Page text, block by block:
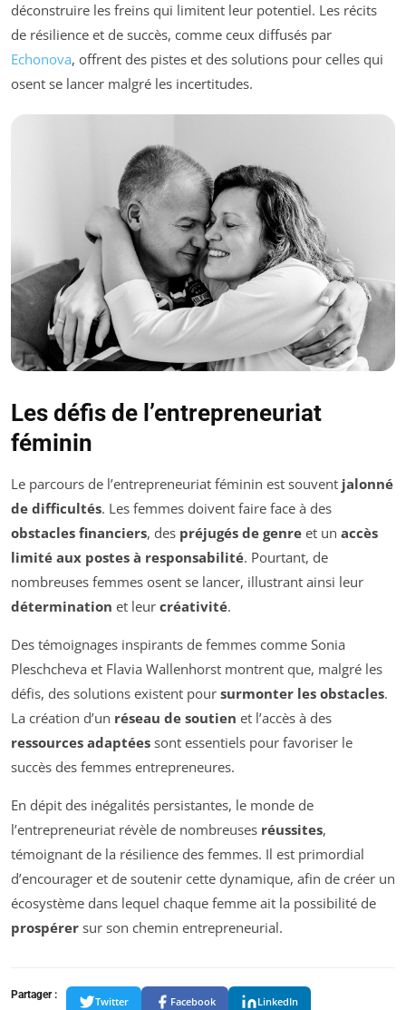
déconstruire les freins qui limitent leur potentiel. Les récits
de résilience et de succès, comme ceux diffusés par
Echonova, offrent des pistes et des solutions pour celles qui
osent se lancer malgré les incertitudes.
Les défis de l’entrepreneuriat
féminin
Le parcours de l’entrepreneuriat féminin est souvent jalonné
de difficultés. Les femmes doivent faire face à des
obstacles financiers, des préjugés de genre et un accès
limité aux postes à responsabilité. Pourtant, de
nombreuses femmes osent se lancer, illustrant ainsi leur
détermination et leur créativité.
Des témoignages inspirants de femmes comme Sonia
Pleschcheva et Flavia Wallenhorst montrent que, malgré les
défis, des solutions existent pour surmonter les obstacles.
La création d’un réseau de soutien et l’accès à des
ressources adaptées sont essentiels pour favoriser le
succès des femmes entrepreneures.
En dépit des inégalités persistantes, le monde de
l’entrepreneuriat révèle de nombreuses réussites,
témoignant de la résilience des femmes. Il est primordial
d’encourager et de soutenir cette dynamique, afin de créer un
écosystème dans lequel chaque femme ait la possibilité de
prospérer sur son chemin entrepreneurial.
Partager :
Twitter Facebook LinkedIn